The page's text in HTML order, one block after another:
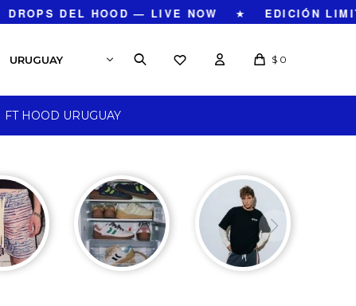
DROPS DEL HOOD — LIVE NOW EDICIÓN
FT HOOD URUGUAY
$ 0